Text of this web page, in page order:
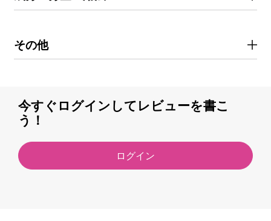
その他
今すぐログインしてレビューを書こ
う！
ログイン